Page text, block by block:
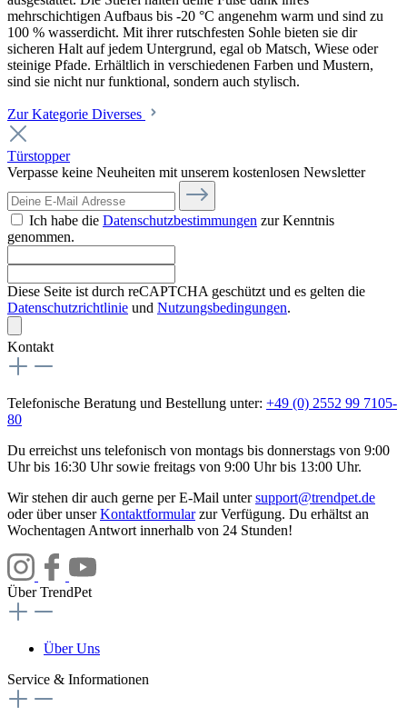
mehrschichtigen Aufbaus bis -20 °C angenehm warm und sind zu
100 % wasserdicht. Mit ihrer rutschfesten Sohle bieten sie dir
sicheren Halt auf jedem Untergrund, egal ob Matsch, Wiese oder
steinige Pfade. Erhältlich in verschiedenen Farben und Mustern,
sind sie nicht nur funktional, sondern auch stylisch.
Zur Kategorie Diverses
Türstopper
Verpasse keine Neuheiten mit unserem kostenlosen Newsletter
Ich habe die Datenschutzbestimmungen zur Kenntnis
genommen.
Diese Seite ist durch reCAPTCHA geschützt und es gelten die
Datenschutzrichtlinie und Nutzungsbedingungen.
Kontakt
Telefonische Beratung und Bestellung unter: +49 (0) 2552 99 7105-
80
Du erreichst uns telefonisch von montags bis donnerstags von 9:00
Uhr bis 16:30 Uhr sowie freitags von 9:00 Uhr bis 13:00 Uhr.
Wir stehen dir auch gerne per E-Mail untersupport@trendpet.de
oder über unserKontaktformularzur Verfügung. Du erhältst an
Wochentagen Antwort innerhalb von 24 Stunden!
Über TrendPet
Über Uns
Service & Informationen